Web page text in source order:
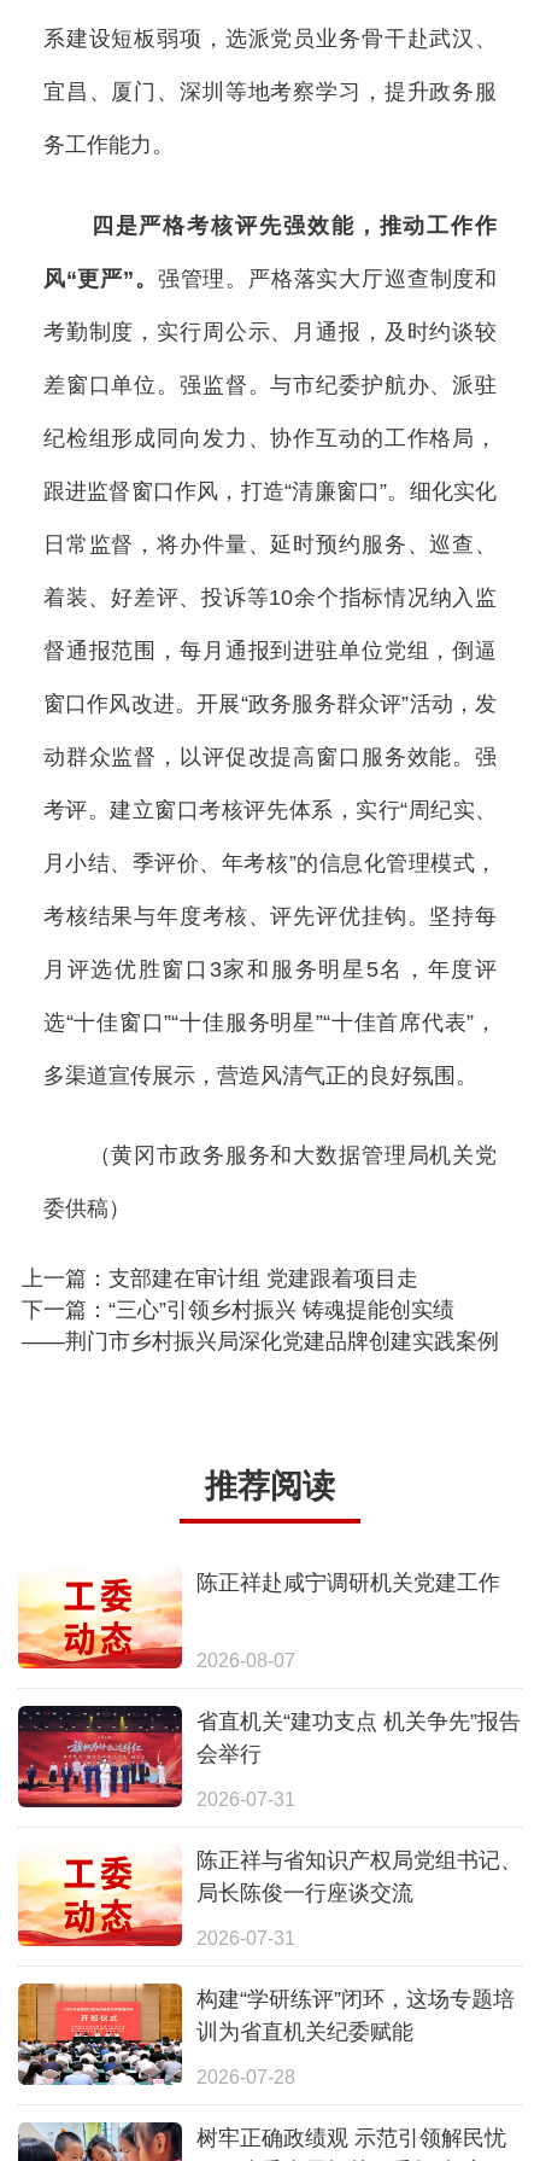
系建设短板弱项，选派党员业务骨干赴武汉、
宜昌、厦门、深圳等地考察学习，提升政务服
务工作能力。
四是严格考核评先强效能，推动工作作
风“更严”。 强管理。严格落实大厅巡查制度和
考勤制度，实行周公示、月通报，及时约谈较
差窗口单位。强监督。与市纪委护航办、派驻
纪检组形成同向发力、协作互动的工作格局，
跟进监督窗口作风，打造“清廉窗口”。细化实化
日常监督，将办件量、延时预约服务、巡查、
着装、好差评、投诉等10余个指标情况纳入监
督通报范围，每月通报到进驻单位党组，倒逼
窗口作风改进。开展“政务服务群众评”活动，发
动群众监督，以评促改提高窗口服务效能。强
考评。建立窗口考核评先体系，实行“周纪实、
月小结、季评价、年考核”的信息化管理模式，
考核结果与年度考核、评先评优挂钩。坚持每
月评选优胜窗口3家和服务明星5名，年度评
选“十佳窗口”“十佳服务明星”“十佳首席代表”，
多渠道宣传展示，营造风清气正的良好氛围。
（黄冈市政务服务和大数据管理局机关党
委供稿）
上一篇：支部建在审计组 党建跟着项目走
下一篇：“三心”引领乡村振兴 铸魂提能创实绩
——荆门市乡村振兴局深化党建品牌创建实践案例
推荐阅读
陈正祥赴咸宁调研机关党建工作
2026-08-07
省直机关“建功支点 机关争先”报告
会举行
2026-07-31
陈正祥与省知识产权局党组书记、
局长陈俊一行座谈交流
2026-07-31
构建“学研练评”闭环，这场专题培
训为省直机关纪委赋能
2026-07-28
树牢正确政绩观 示范引领解民忧